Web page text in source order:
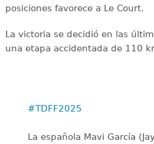
posiciones favorece a Le Court.
La victoria se decidió en las
una etapa accidentada de 110
#TDFF2025
La española Mavi García